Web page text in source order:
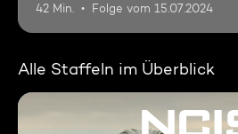
42 Min. Folge vom 15.07.2024
Alle Staffeln im Überblick